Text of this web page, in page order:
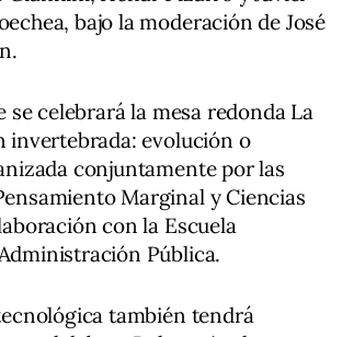
bajo la moderación de José
se celebrará la mesa redonda La
invertebrada: evolución o
conjuntamente por las
Marginal y Ciencias
con la Escuela
Pública.
también tendrá